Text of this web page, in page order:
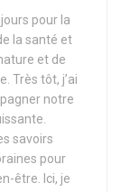
pour la
la santé et
et de
Très tôt, j’ai
notre
savoirs
pour
être. Ici, je